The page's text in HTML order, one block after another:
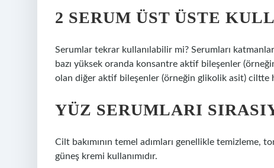
2 SERUM ÜST ÜSTE
Serumlar tekrar kullanılabilir mi? Serumları
bazı yüksek oranda konsantre aktif bileşenler
olan diğer aktif bileşenler (örneğin glikolik asit) ciltte
YÜZ SERUMLARI
Cilt bakımının temel adımları genellikle temizleme,
güneş kremi kullanımıdır.